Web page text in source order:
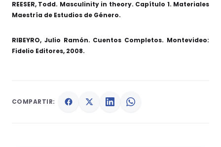
REESER, Todd. Masculinity in theory. Capítulo 1. Materiales
Maestría de Estudios de Género.
RIBEYRO, Julio Ramón. Cuentos Completos. Montevideo:
Fidelio Editores, 2008.
COMPARTIR: